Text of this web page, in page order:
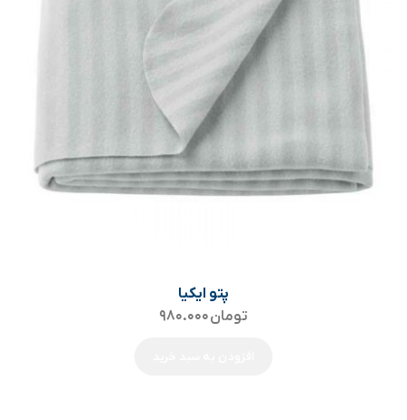
پتو ایکیا
تومان